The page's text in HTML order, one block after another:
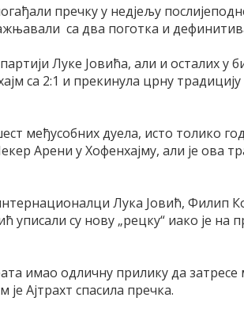
пречку у недјељу
са два поготка и
Луке Јовића, али и осталих у
са 2:1 и прекинула црну
међусобних дуела, исто толико
Арени у Хофенхајму, али је ова
Лука Јовић, Филип
уписали су нову „рецку“ иако је
имао одличну прилику да затресе
Ајтрахт спасила пречка.